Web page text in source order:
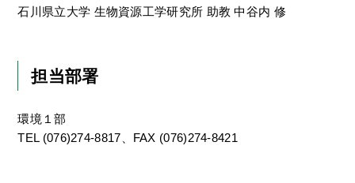
石川県立大学 生物資源工学研究所 助教 中谷内 修
担当部署
環境１部
TEL (076)274-8817、FAX (076)274-8421